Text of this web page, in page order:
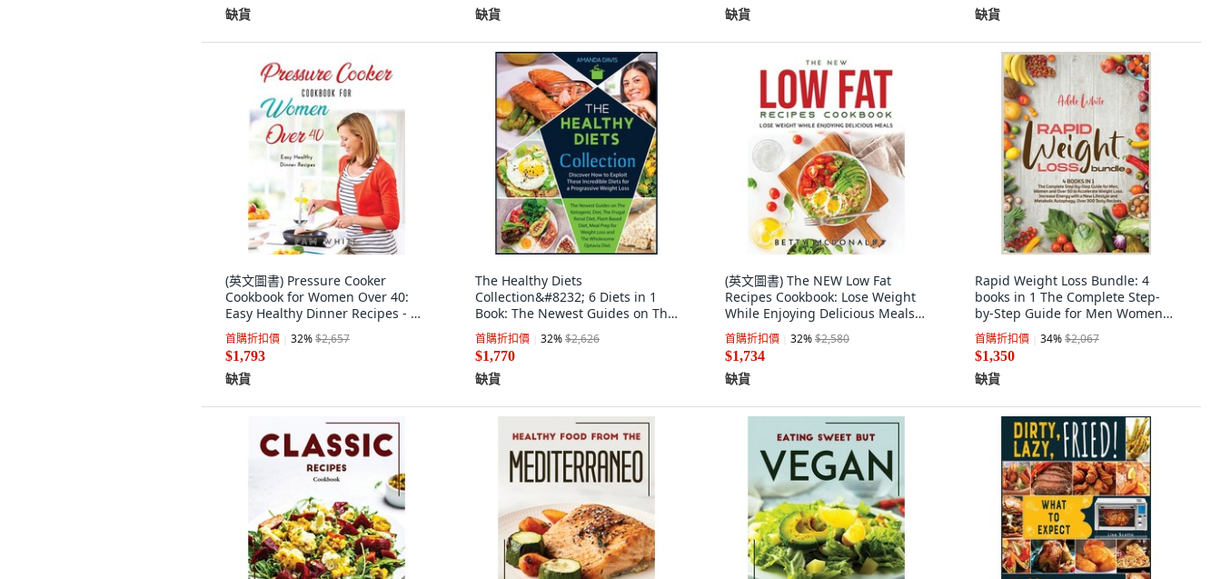
缺貨 缺貨 缺貨 缺貨
(英文圖書) Pressure Cooker
Cookbook for Women Over 40:
Easy Healthy Dinner Recipes - 平
裝版, Pam White, 英文
首購折扣價 32%$2,657
$1,793
缺貨
The Healthy Diets
Collection&#8232; 6 Diets in 1
Book: The Newest Guides on The
Ketogenic Diet The ... 平裝版,
Charlie Creative Lab, 英文
首購折扣價 32%$2,626
$1,770
缺貨
(英文圖書) The NEW Low Fat
Recipes Cookbook: Lose Weight
While Enjoying Delicious Meals
平裝版, Betty McDonald, 英文
首購折扣價 32%$2,580
$1,734
缺貨
Rapid Weight Loss Bundle: 4
books in 1 The Complete Step-
by-Step Guide for Men Women
and Over 50 to... 精裝版, Adele
White, 英文
首購折扣價 34%$2,067
$1,350
缺貨